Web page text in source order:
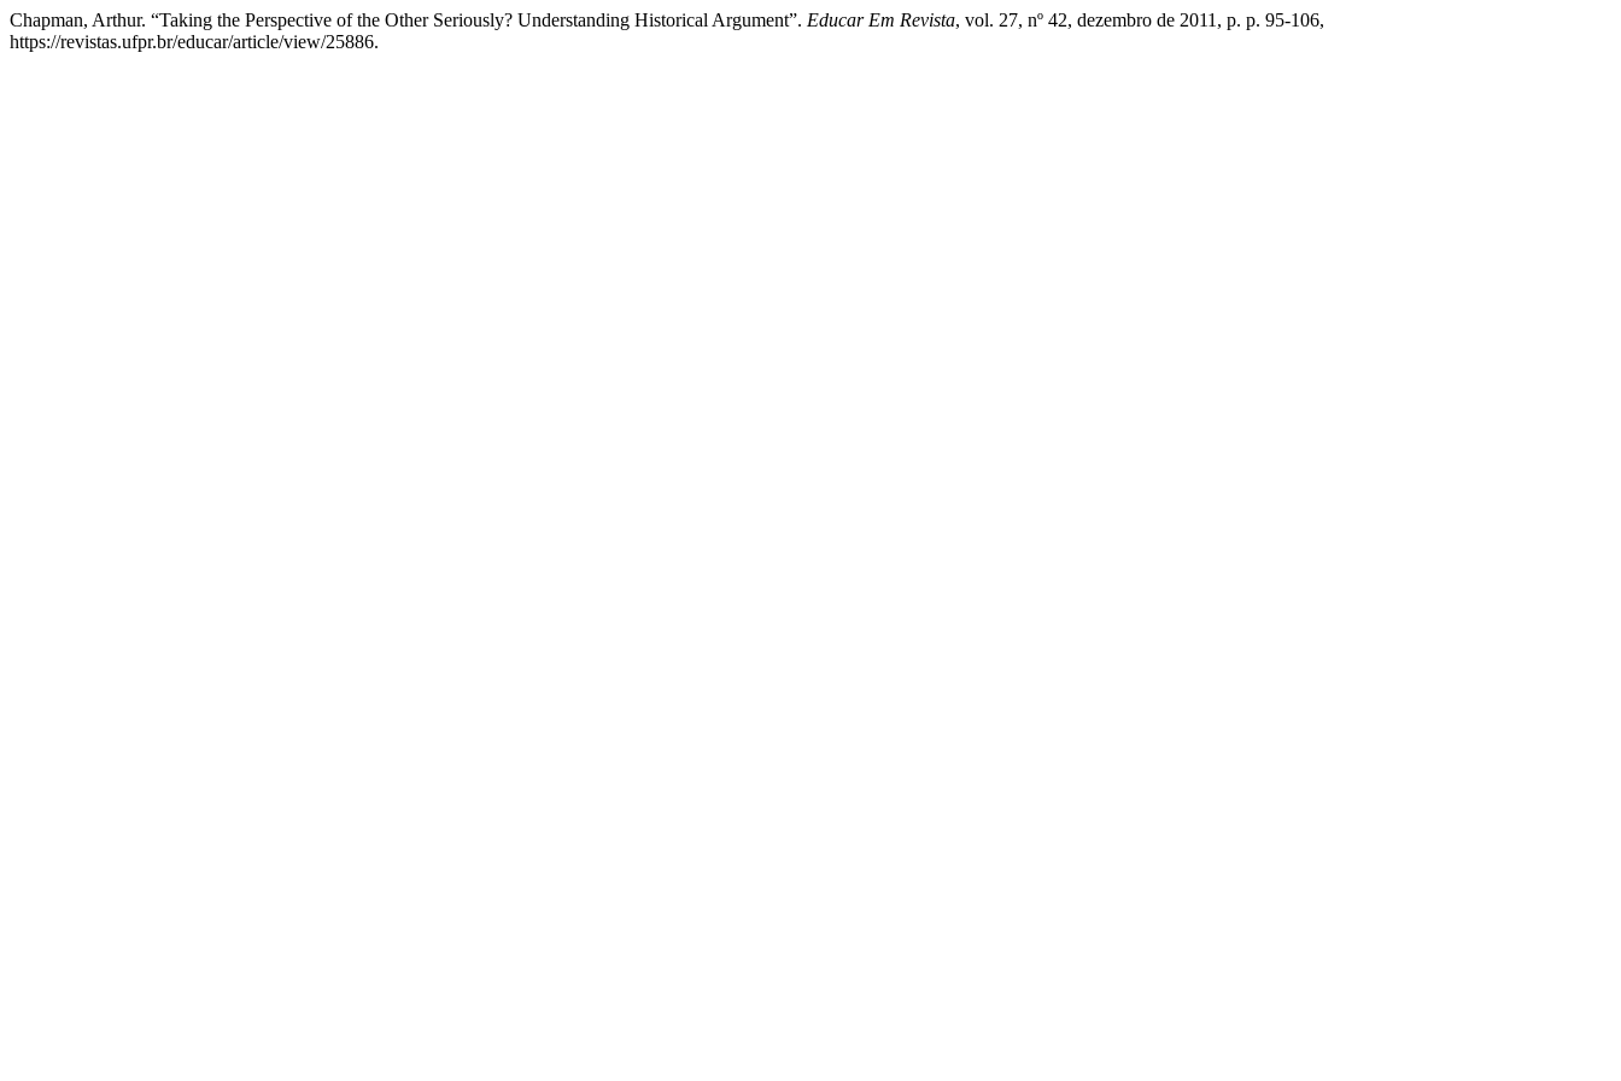
Chapman, Arthur. “Taking the Perspective of the Other Seriously? Understanding Historical Argument”. Educar Em Revista, vol. 27, nº 42, dezembro de 2011, p. p. 95-106,
https://revistas.ufpr.br/educar/article/view/25886.